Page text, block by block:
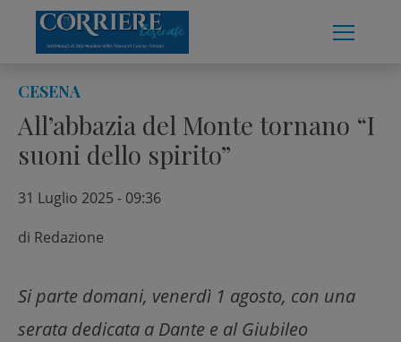
content
CESENA
All’abbazia del Monte tornano “I
suoni dello spirito”
31 Luglio 2025 - 09:36
di Redazione
Si parte domani, venerdì 1 agosto, con una
serata dedicata a Dante e al Giubileo